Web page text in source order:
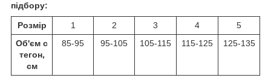
підбору:
Розмір 1 2 3 4
5
Об'єм с
тегон,
см
85-95 95-105 105-115 115-125 125-135